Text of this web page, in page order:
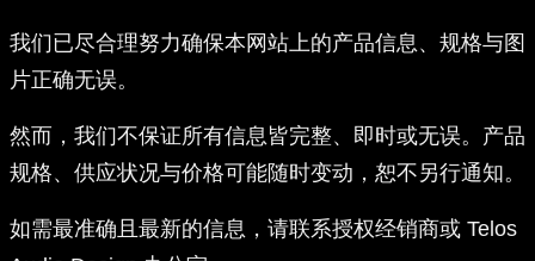
我们已尽合理努力确保本网站上的产品信息、规格与图
片正确无误。
然而，我们不保证所有信息皆完整、即时或无误。产品
规格、供应状况与价格可能随时变动，恕不另行通知。
如需最准确且最新的信息，请联系授权经销商或 Telos